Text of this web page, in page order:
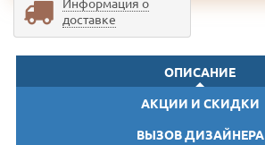
Информация о
доставке
ОПИСАНИЕ
АКЦИИ И СКИДКИ
ВЫЗОВ ДИЗАЙНЕРА